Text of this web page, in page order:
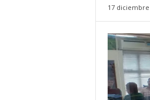
17 diciembre